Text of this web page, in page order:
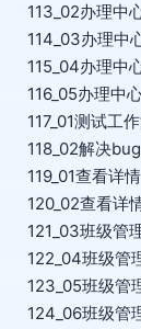
113_02办理中
114_03办理中
115_04办理中
116_05办理中
117_01测试工
118_02解决
119_01查看详
120_02查看详
121_03班级管
122_04班级管
123_05班级管
124_06班级管